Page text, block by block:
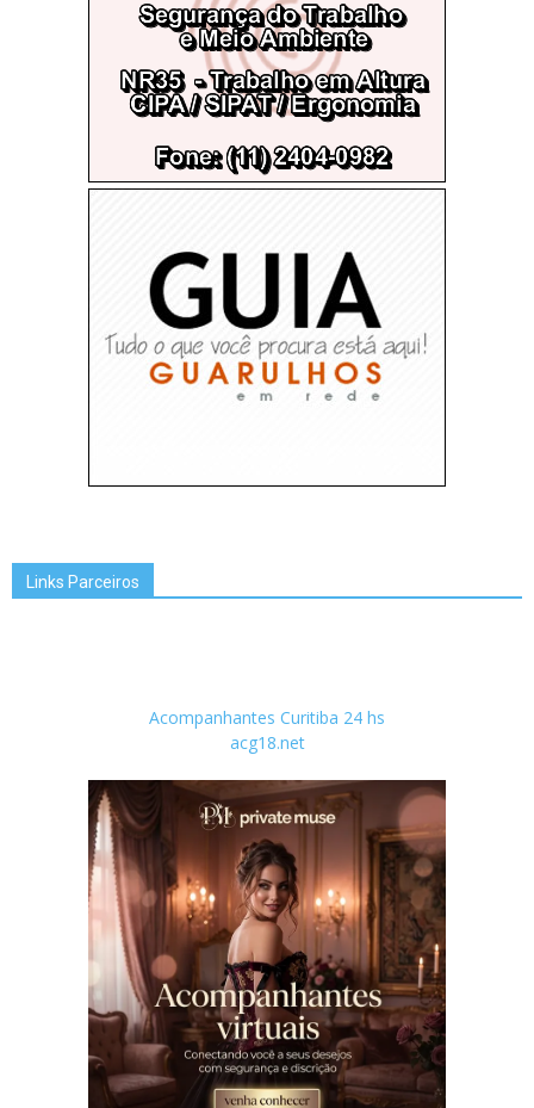
Links Parceiros
Acompanhantes Curitiba 24 hs
acg18.net